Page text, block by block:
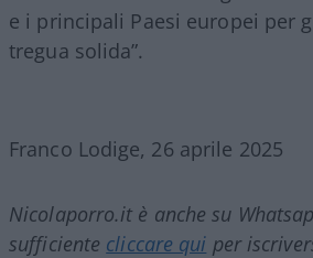
e i principali Paesi europei per
tregua solida”.
Franco Lodige, 26 aprile 2025
Nicolaporro.it è anche su
sufficiente cliccare qui per